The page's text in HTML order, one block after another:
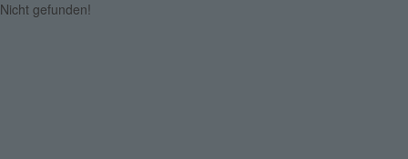
Nicht gefunden!